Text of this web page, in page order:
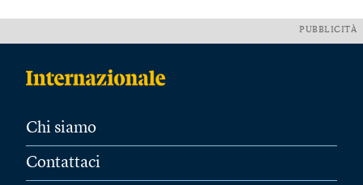
PUBBLICITÀ
Chi siamo
Contattaci